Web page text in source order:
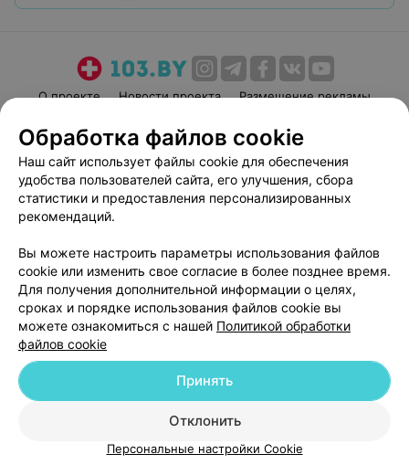
О проекте Новости проекта
Размещение рекламы
Пользовательское соглашение
Способы оплаты
Вакансии
Партнеры
Написать руководителю 103.by
Персональные настройки cookie
Обработка персональных данных
© 2026 ООО «Артокс Лаб», УНП 191700409| 220012, Республика Беларусь,
г. Минск, улица Толбухина, 2, пом. 16 | help@103.by
Служба поддержки +375 291212755
Обработка файлов cookie
Наш сайт использует файлы cookie для обеспечения
удобства пользователей сайта, его улучшения, сбора
статистики и предоставления персонализированных
рекомендаций.
Вы можете настроить параметры использования файлов
cookie или изменить свое согласие в более позднее время.
Для получения дополнительной информации о целях,
сроках и порядке использования файлов cookie вы
можете ознакомиться с нашей Политикой обработки
файлов cookie
Отклонить
Принять
Персональные настройки Cookie